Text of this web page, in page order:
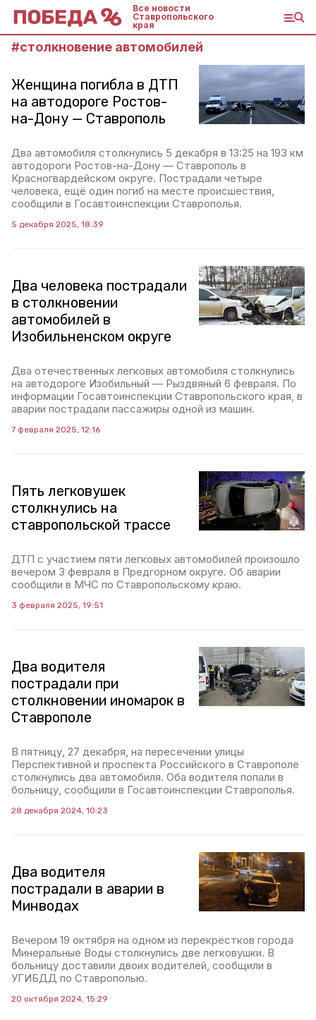
Все новости
Ставропольского
края
#столкновение автомобилей
Женщина погибла в ДТП
на автодороге Ростов-
на-Дону — Ставрополь
Два автомобиля столкнулись 5 декабря в 13:25 на 193 км
автодороги Ростов-на-Дону — Ставрополь в
Красногвардейском округе. Пострадали четыре
человека, ещё один погиб на месте происшествия,
сообщили в Госавтоинспекции Ставрополья.
5 декабря 2025, 18:39
Два человека пострадали
в столкновении
автомобилей в
Изобильненском округе
Два отечественных легковых автомобиля столкнулись
на автодороге Изобильный — Рыздвяный 6 февраля. По
информации Госавтоинспекции Ставропольского края, в
аварии пострадали пассажиры одной из машин.
7 февраля 2025, 12:16
Пять легковушек
столкнулись на
ставропольской трассе
ДТП с участием пяти легковых автомобилей произошло
вечером 3 февраля в Предгорном округе. Об аварии
сообщили в МЧС по Ставропольскому краю.
3 февраля 2025, 19:51
Два водителя
пострадали при
столкновении иномарок в
Ставрополе
В пятницу, 27 декабря, на пересечении улицы
Перспективной и проспекта Российского в Ставрополе
столкнулись два автомобиля. Оба водителя попали в
больницу, сообщили в Госавтоинспекции Ставрополья.
28 декабря 2024, 10:23
Два водителя
пострадали в аварии в
Минводах
Вечером 19 октября на одном из перекрёстков города
Минеральные Воды столкнулись две легковушки. В
больницу доставили двоих водителей, сообщили в
УГИБДД по Ставрополью.
20 октября 2024, 15:29